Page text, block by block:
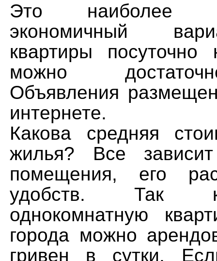
Это наиболее
экономичный
квартиры посуточно
можно
Объявления
интернете.
Какова средняя
жилья? Все
помещения, его
удобств. Так
однокомнатную
города можно
гривен в сутки.